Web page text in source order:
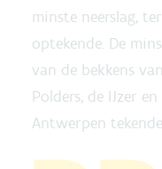
minste neerslag,
optekende. De
van de bekkens
Polders, de IJzer
Antwerpen